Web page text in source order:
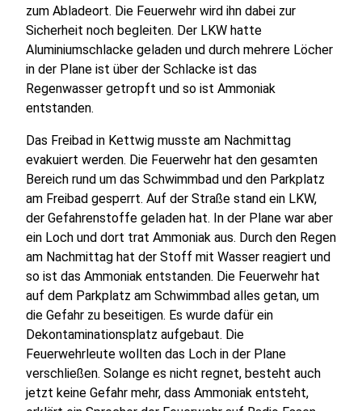
zum Abladeort. Die Feuerwehr wird ihn dabei zur
Sicherheit noch begleiten. Der LKW hatte
Aluminiumschlacke geladen und durch mehrere Löcher
in der Plane ist über der Schlacke ist das
Regenwasser getropft und so ist Ammoniak
entstanden.
Das Freibad in Kettwig musste am Nachmittag
evakuiert werden. Die Feuerwehr hat den gesamten
Bereich rund um das Schwimmbad und den Parkplatz
am Freibad gesperrt. Auf der Straße stand ein LKW,
der Gefahrenstoffe geladen hat. In der Plane war aber
ein Loch und dort trat Ammoniak aus. Durch den Regen
am Nachmittag hat der Stoff mit Wasser reagiert und
so ist das Ammoniak entstanden. Die Feuerwehr hat
auf dem Parkplatz am Schwimmbad alles getan, um
die Gefahr zu beseitigen. Es wurde dafür ein
Dekontaminationsplatz aufgebaut. Die
Feuerwehrleute wollten das Loch in der Plane
verschließen. Solange es nicht regnet, besteht auch
jetzt keine Gefahr mehr, dass Ammoniak entsteht,